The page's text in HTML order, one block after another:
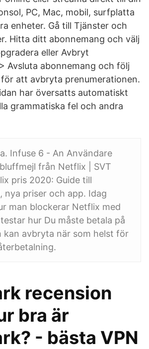
PC, Mac, mobil, surfplatta
enheter. Gå till Tjänster och
Hitta ditt abonnemang och välj
eller Avbryt
Avsluta abonnemang och följ
att avbryta prenumerationen.
har översatts automatiskt
grammatiska fel och andra
Infuse 6 - An Användare
från Netflix | SVT
pris 2020: Guide till
nya priser och app. Idag
man blockerar Netflix med
hur Du måste betala på
kan avbryta när som helst för
recension
bra är
- bästa VPN